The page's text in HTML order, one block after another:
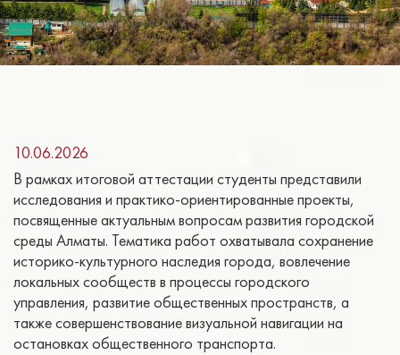
10.06.2026
В рамках итоговой аттестации студенты представили
исследования и практико-ориентированные проекты,
посвященные актуальным вопросам развития городской
среды Алматы. Тематика работ охватывала сохранение
историко-культурного наследия города, вовлечение
локальных сообществ в процессы городского
управления, развитие общественных пространств, а
также совершенствование визуальной навигации на
остановках общественного транспорта.